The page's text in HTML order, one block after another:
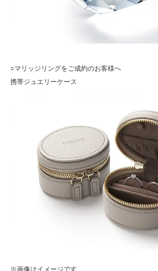
○マリッジリングをご成約のお客様へ
携帯ジュエリーケース
※画像はイメージです